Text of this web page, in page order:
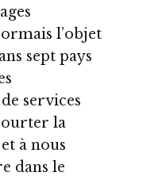
l’objet
sept pays
services
la
à nous
dans le